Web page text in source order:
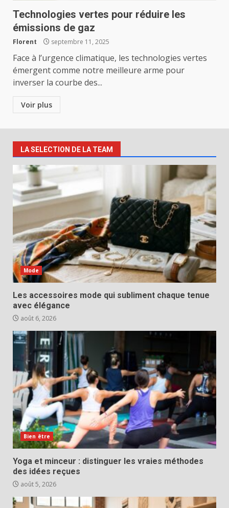
Technologies vertes pour réduire les
émissions de gaz
Florent septembre 11, 2025
Face à l’urgence climatique, les technologies vertes
émergent comme notre meilleure arme pour
inverser la courbe des...
Voir plus
LA SELECTION DE LA TEAM
Mode
Les accessoires mode qui subliment chaque tenue
avec élégance
août 6, 2026
Bien être
Yoga et minceur : distinguer les vraies méthodes
des idées reçues
août 5, 2026